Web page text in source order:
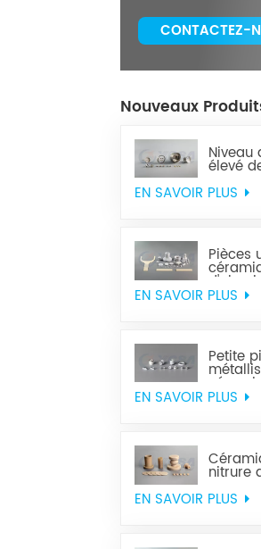
CONTACTEZ-
Nouveaux
Niveau
élevé
en
EN SAVOIR PLUS
Pièces
EN SAVOIR PLUS
Petite
EN SAVOIR PLUS
nitrure
haute
EN SAVOIR PLUS